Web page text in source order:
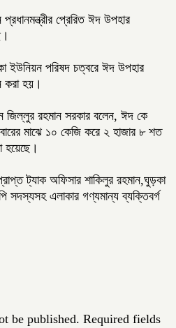
প্রধানমন্ত্রীর প্রেরিত ঈদ উপহার
ইউনিয়ন পরিষদ চত্বরে ঈদ উপহার
করা হয়।
জিল্লুর রহমান সরকার বলেন, ঈদ কে
মাঝে ১০ কেজি করে ২ হাজার ৮ শত
হয়েছে।
ট্যাক অফিসার শাকিলুর রহমান,ঘুড়কা
সদস্যসহ এলাকার গণ্যমান্য ব্যক্তিবর্গ
be published. Required fields